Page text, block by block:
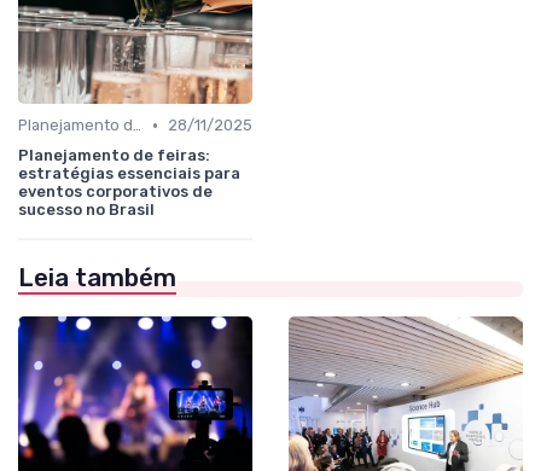
Planejamento de participação e objetivos comerciais •
28/11/2025
Planejamento de feiras:
estratégias essenciais para
eventos corporativos de
sucesso no Brasil
Leia também